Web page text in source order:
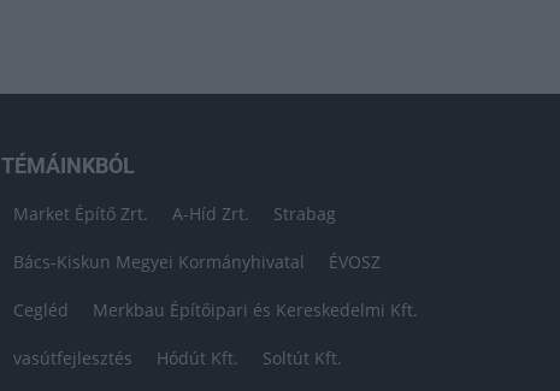
TÉMÁINKBÓL
Market Építő Zrt. A-Híd Zrt. Strabag
Bács-Kiskun Megyei Kormányhivatal ÉVOSZ
Cegléd Merkbau Építőipari és Kereskedelmi Kft.
vasútfejlesztés Hódút Kft. Soltút Kft.